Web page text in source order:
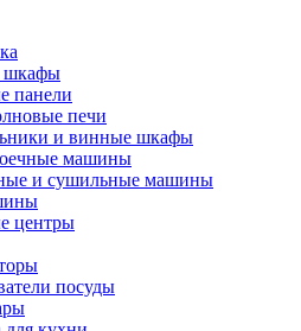
шкафы
панели
печи
и винные шкафы
машины
и сушильные машины
центры
посуды